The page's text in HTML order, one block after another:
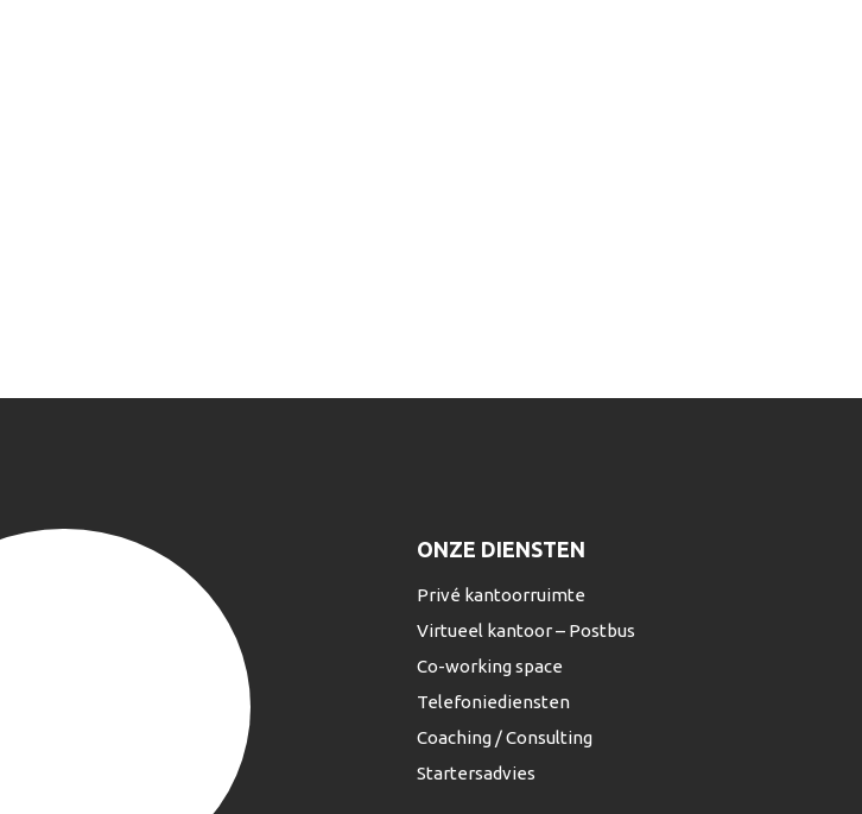
ONZE DIENSTEN
Privé kantoorruimte
Virtueel kantoor – Postbus
Co-working space
Telefoniediensten
Coaching / Consulting
Startersadvies